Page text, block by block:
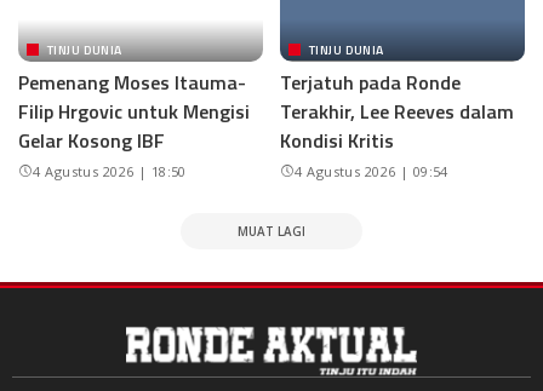
TINJU DUNIA
Pemenang Moses Itauma-
Filip Hrgovic untuk Mengisi
Gelar Kosong IBF
4 Agustus 2026 | 18:50
TINJU DUNIA
Terjatuh pada Ronde
Terakhir, Lee Reeves dalam
Kondisi Kritis
4 Agustus 2026 | 09:54
MUAT LAGI